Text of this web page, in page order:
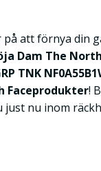
på att förnya din
Dam The
TNK
Faceprodukter!
just nu inom